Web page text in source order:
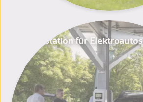
Ladestation für Elektroautos